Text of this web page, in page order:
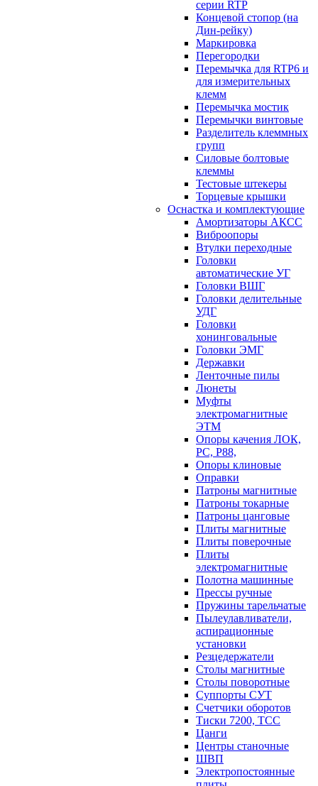
серии RTP
Концевой стопор (на
Дин-рейку)
Маркировка
Перегородки
Перемычка для RTP6 и
для измерительных
клемм
Перемычка мостик
Перемычки винтовые
Разделитель клеммных
групп
Силовые болтовые
клеммы
Тестовые штекеры
Торцевые крышки
Оснастка и комплектующие
Амортизаторы АКСС
Виброопоры
Втулки переходные
Головки
автоматические УГ
Головки ВШГ
Головки делительные
УДГ
Головки
хонинговальные
Головки ЭМГ
Державки
Ленточные пилы
Люнеты
Муфты
электромагнитные
ЭТМ
Опоры качения ЛОК,
РС, Р88,
Опоры клиновые
Оправки
Патроны магнитные
Патроны токарные
Патроны цанговые
Плиты магнитные
Плиты поверочные
Плиты
электромагнитные
Полотна машинные
Прессы ручные
Пружины тарельчатые
Пылеулавливатели,
аспирационные
установки
Резцедержатели
Столы магнитные
Столы поворотные
Суппорты СУТ
Счетчики оборотов
Тиски 7200, ТСС
Цанги
Центры станочные
ШВП
Электропостоянные